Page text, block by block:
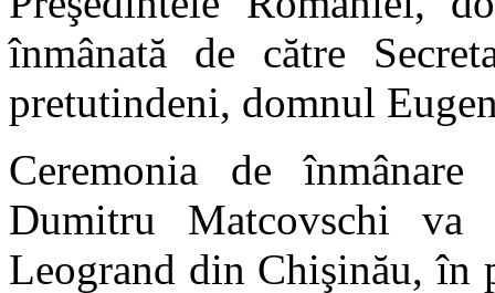
înmânată de către
pretutindeni, domnul
Ceremonia de
Dumitru Matcovschi
Leogrand din Chişinău, în